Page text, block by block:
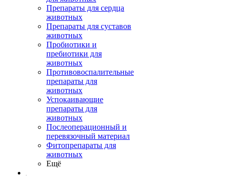
Препараты для сердца
животных
Препараты для суставов
животных
Пробиотики и
пребиотики для
животных
Противовоспалительные
препараты для
животных
Успокаивающие
препараты для
животных
Послеоперационный и
перевязочный материал
Фитопрепараты для
животных
Ещё